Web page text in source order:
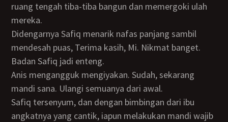
ruang tengah tiba-tiba bangun dan memergoki ulah
mereka.
Didengarnya Safiq menarik nafas panjang sambil
mendesah puas, Terima kasih, Mi. Nikmat banget.
Badan Safiq jadi enteng.
Anis mengangguk mengiyakan. Sudah, sekarang
mandi sana. Ulangi semuanya dari awal.
Safiq tersenyum, dan dengan bimbingan dari ibu
angkatnya yang cantik, iapun melakukan mandi wajib